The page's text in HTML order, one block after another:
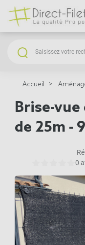
Accueil
Brise-
de 25m -
0